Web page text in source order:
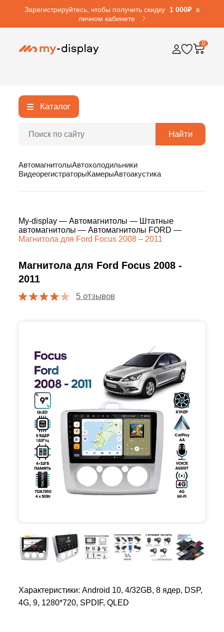
Зарегистрируйтесь, чтобы получить скидку 1 000₽
в
личном кабинете
0
Каталог
Найти
АвтомагнитолыАвтохолодильники
ВидеорегистраторыКамерыАвтоакустика
My-display — Автомагнитолы — Штатные
автомагнитолы — Автомагнитолы FORD —
Магнитола для Ford Focus 2008 – 2011
Магнитола для Ford Focus 2008 -
2011
5 отзывов
Характеристики: Android 10, 4/32GB, 8 ядер, DSP,
4G, 9, 1280*720, SPDIF, QLED